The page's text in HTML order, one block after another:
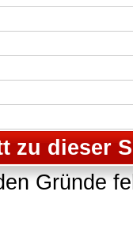
zu dieser
Gründe